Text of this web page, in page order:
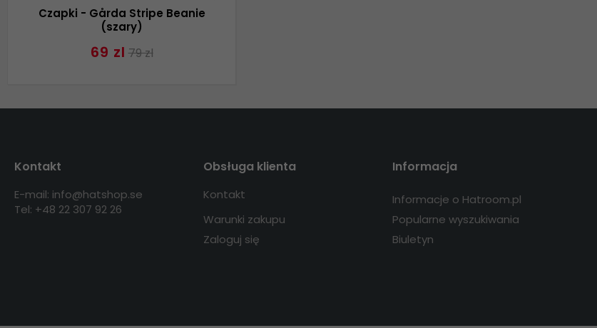
Czapki - Gårda Stripe Beanie
(szary)
69 zl 79 zl
Kontakt
E-mail: info@hatshop.se
Tel: +48 22 307 92 26
Obsługa klienta
Kontakt
Warunki zakupu
Zaloguj się
Informacja
Informacje o Hatroom.pl
Popularne wyszukiwania
Biuletyn